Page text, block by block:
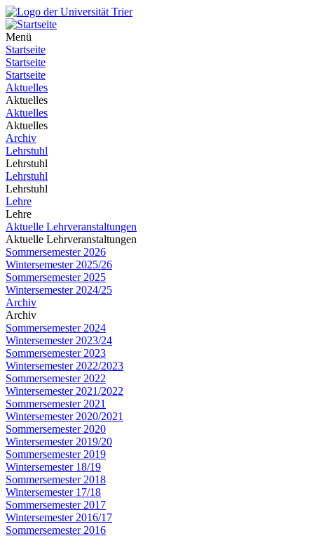
Menü
Startseite
Startseite
Startseite
Aktuelles
Aktuelles
Aktuelles
Aktuelles
Archiv
Lehrstuhl
Lehrstuhl
Lehrstuhl
Lehrstuhl
Lehre
Lehre
Aktuelle Lehrveranstaltungen
Aktuelle Lehrveranstaltungen
Sommersemester 2026
Wintersemester 2025/26
Sommersemester 2025
Wintersemester 2024/25
Archiv
Archiv
Sommersemester 2024
Wintersemester 2023/24
Sommersemester 2023
Wintersemester 2022/2023
Sommersemester 2022
Wintersemester 2021/2022
Sommersemester 2021
Wintersemester 2020/2021
Sommersemester 2020
Wintersemester 2019/20
Sommersemester 2019
Wintersemester 18/19
Sommersemester 2018
Wintersemester 17/18
Sommersemester 2017
Wintersemester 2016/17
Sommersemester 2016